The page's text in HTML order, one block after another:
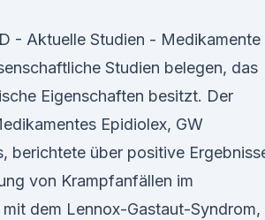
- Aktuelle Studien - Medikamente
Studien belegen, das
Eigenschaften besitzt. Der
Epidiolex, GW
berichtete über positive
von Krampfanfällen im
mit dem Lennox-Gastaut-Syndrom,